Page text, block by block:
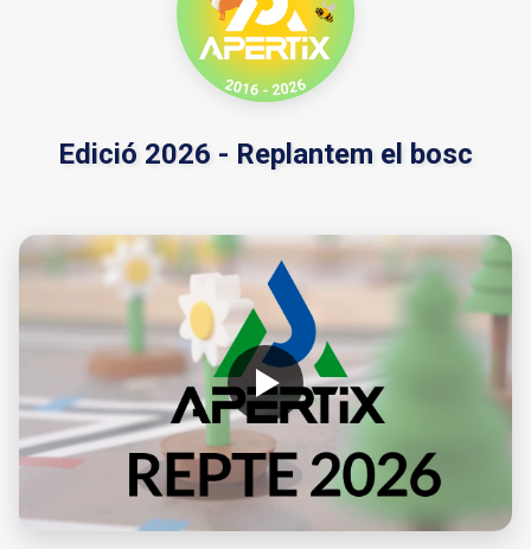
Edició 2026 - Replantem el bosc